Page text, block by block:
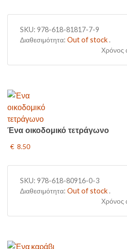
SKU: 978-618-81817-7-9
Διαθεσιμότητα: Out of stock.
Χρόνος
Ένα οικοδομικό τετράγωνο
€ 8.50
SKU: 978-618-80916-0-3
Διαθεσιμότητα: Out of stock.
Χρόνος